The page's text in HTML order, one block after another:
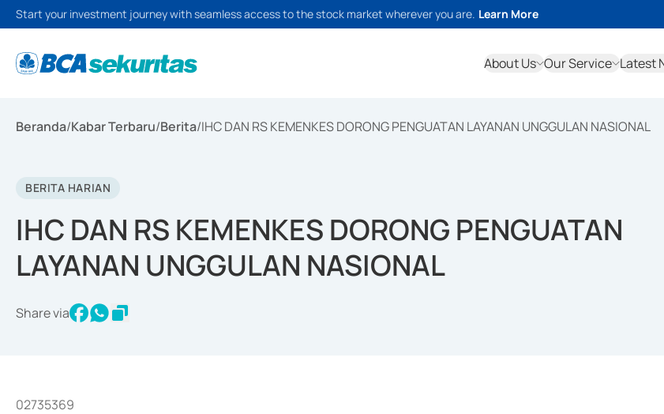
Start your investment journey with seamless access to the stock market wherever you are. Learn More
About Us Our Service Latest
Beranda/Kabar Terbaru/Berita/IHC DAN RS KEMENKES DORONG PENGUATAN LAYANAN UNGGULAN NASIONAL
BERITA HARIAN
IHC DAN RS KEMENKES DORONG PENGUATAN
LAYANAN UNGGULAN NASIONAL
Share via
02735369